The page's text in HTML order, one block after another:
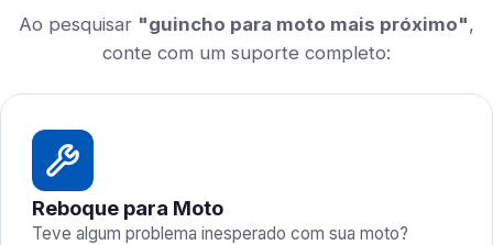
Ao pesquisar "guincho para moto mais próximo",
conte com um suporte completo:
Reboque para Moto
Teve algum problema inesperado com sua moto?